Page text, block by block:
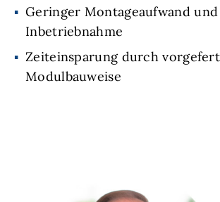
Geringer Montageaufwand
Inbetriebnahme
Zeiteinsparung durch
Modulbauweise